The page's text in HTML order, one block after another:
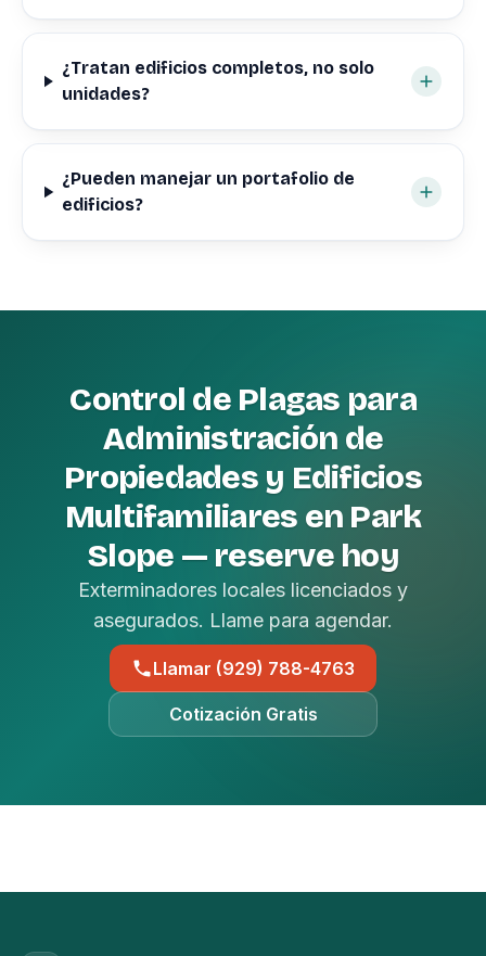
¿Tratan edificios completos, no solo
unidades?
¿Pueden manejar un portafolio de
edificios?
Control de Plagas para
Administración de
Propiedades y Edificios
Multifamiliares en Park
Slope — reserve hoy
Exterminadores locales licenciados y
asegurados. Llame para agendar.
Llamar (929) 788-4763
Cotización Gratis